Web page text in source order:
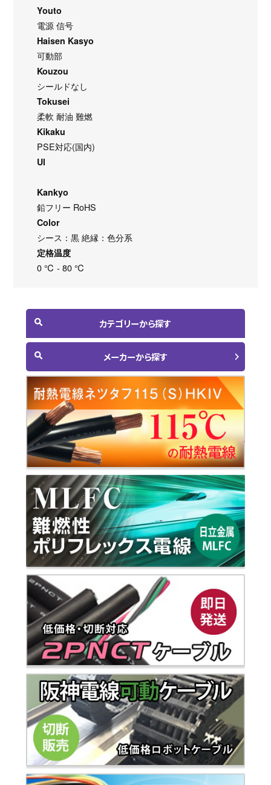
Youto
電源 信号
Haisen Kasyo
可動部
Kouzou
シールドなし
Tokusei
柔軟 耐油 難燃
Kikaku
PSE対応(国内)
Ul
Kankyo
鉛フリー RoHS
Color
シース：黒 絶縁：色分系
定格温度
0 ℃ - 80 ℃
カテゴリーから探す
メーカーから探す